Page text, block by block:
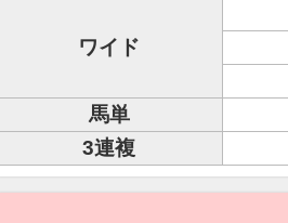
ワイド
馬単
3連複